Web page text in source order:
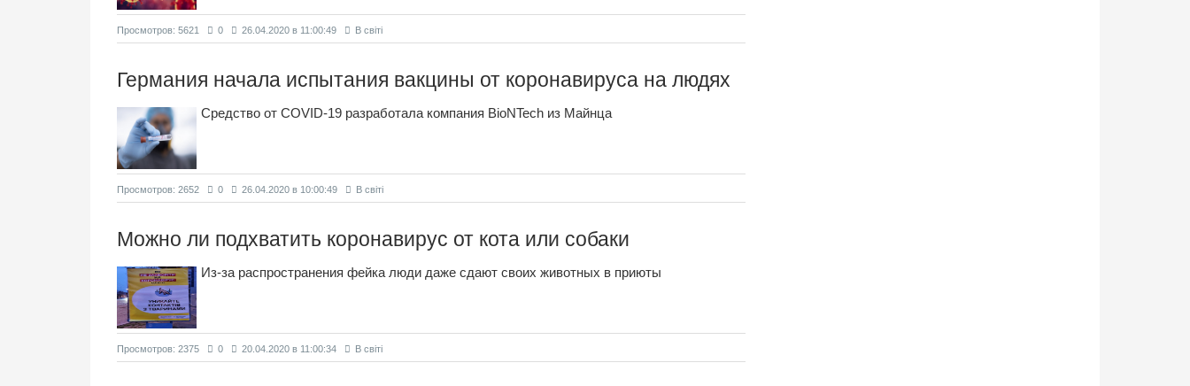
Просмотров: 5621 0 26.04.2020 в 11:00:49 В світі
Германия начала испытания вакцины от коронавируса на людях
Средство от COVID-19 разработала компания BioNTech из Майнца
Просмотров: 2652 0 26.04.2020 в 10:00:49 В світі
Можно ли подхватить коронавирус от кота или собаки
Из-за распространения фейка люди даже сдают своих животных в приюты
Просмотров: 2375 0 20.04.2020 в 11:00:34 В світі